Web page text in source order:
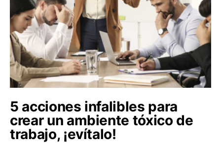
5 acciones infalibles para
crear un ambiente tóxico de
trabajo, ¡evítalo!